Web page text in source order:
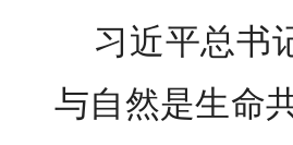
习近平总书
与自然是生命